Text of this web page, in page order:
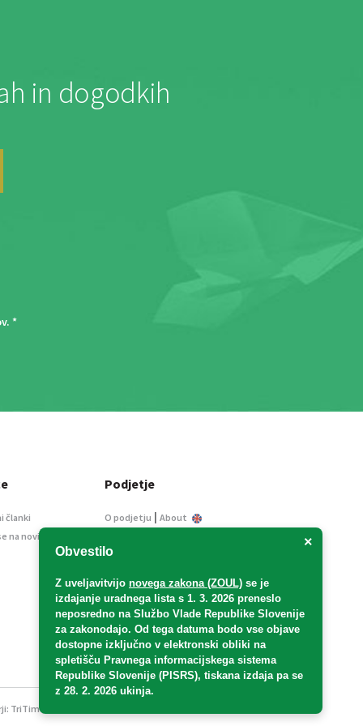
in dogodkih
. *
×
Obvestilo
Z uveljavitvijo novega zakona (ZOUL) se je
izdajanje uradnega lista s 1. 3. 2026 preneslo
neposredno na Službo Vlade Republike Slovenije
za zakonodajo. Od tega datuma bodo vse objave
dostopne izključno v elektronski obliki na
spletišču Pravnega informacijskega sistema
Republike Slovenije (PISRS), tiskana izdaja pa se
z 28. 2. 2026 ukinja.
članki
na novice
Podjetje
O podjetju | About
Informacije javnega
Oglaševanje
Splošni pogoji
Izjava o varstvu osebnih
podatkov
E-dražbe
TriTim spletna agencija